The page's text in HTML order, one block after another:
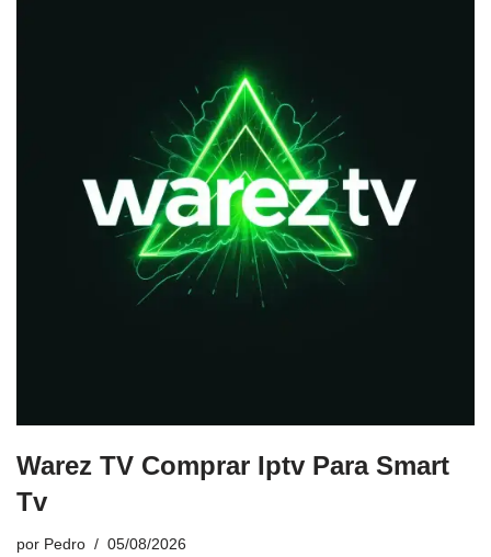
Warez TV Comprar Iptv Para Smart
Tv
por Pedro 05/08/2026